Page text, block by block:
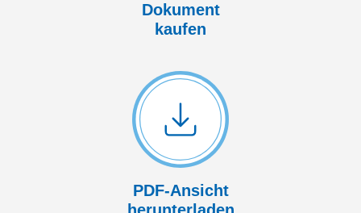
Dokument
kaufen
PDF-Ansicht